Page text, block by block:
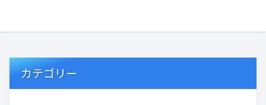
カテゴリー